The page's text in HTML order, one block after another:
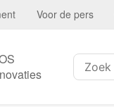
Voor de pers
Zoeken: